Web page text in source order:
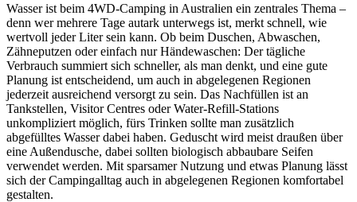
Wasser ist beim 4WD-Camping in Australien ein zentrales Thema –
denn wer mehrere Tage autark unterwegs ist, merkt schnell, wie
wertvoll jeder Liter sein kann. Ob beim Duschen, Abwaschen,
Zähneputzen oder einfach nur Händewaschen: Der tägliche
Verbrauch summiert sich schneller, als man denkt, und eine gute
Planung ist entscheidend, um auch in abgelegenen Regionen
jederzeit ausreichend versorgt zu sein. Das Nachfüllen ist an
Tankstellen, Visitor Centres oder Water-Refill-Stations
unkompliziert möglich, fürs Trinken sollte man zusätzlich
abgefülltes Wasser dabei haben. Geduscht wird meist draußen über
eine Außendusche, dabei sollten biologisch abbaubare Seifen
verwendet werden. Mit sparsamer Nutzung und etwas Planung lässt
sich der Campingalltag auch in abgelegenen Regionen komfortabel
gestalten.